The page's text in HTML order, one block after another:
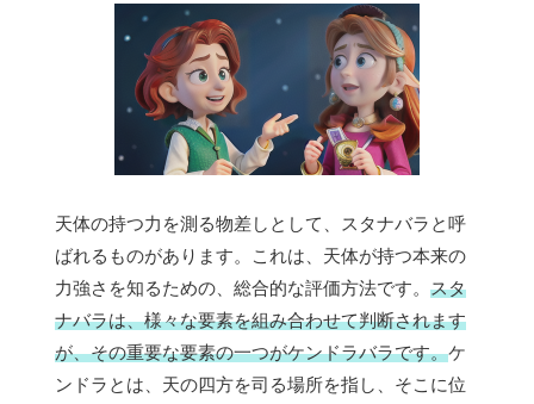
天体の持つ力を測る物差しとして、スタナバラと呼
ばれるものがあります。これは、天体が持つ本来の
力強さを知るための、総合的な評価方法です。 スタ
ナバラは、様々な要素を組み合わせて判断されます
が、その重要な要素の一つがケンドラバラです。ケ
ンドラとは、天の四方を司る場所を指し、そこに位